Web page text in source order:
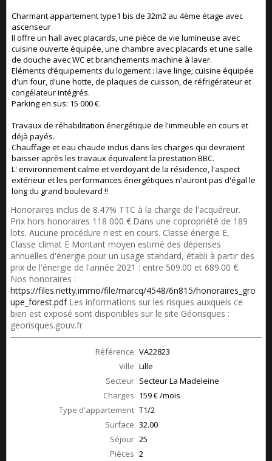
Charmant appartement type1 bis de 32m2 au 4ème étage avec
ascenseur
Il offre un hall avec placards, une pièce de vie lumineuse avec
cuisine ouverte équipée, une chambre avec placards et une salle
de douche avec WC et branchements machine à laver.
Eléments d’équipements du logement : lave linge; cuisine équipée
d'un four, d'une hotte, de plaques de cuisson, de réfrigérateur et
congélateur intégrés.
Parking en sus: 15 000 €.
Travaux de réhabilitation énergétique de l'immeuble en cours et
déjà payés.
Chauffage et eau chaude inclus dans les charges qui devraient
baisser après les travaux équivalent la prestation BBC.
L' environnement calme et verdoyant de la résidence, l'aspect
extérieur et les performances énergétiques n'auront pas d'égal le
long du grand boulevard !!
Honoraires inclus de 8.47% TTC à la charge de l'acquéreur.
Prix hors honoraires 118 000 €.Dans une copropriété de 189
lots. Aucune procédure n'est en cours. Classe énergie E,
Classe climat E Montant moyen estimé des dépenses
annuelles d'énergie pour un usage standard, établi à partir des
prix de l'énergie de l'année 2021 : entre 509.00 et 689.00 €.
Nos honoraires :
https://files.netty.immo/file/marcq/4548/6n815/honoraires_gro
upe_forest.pdfLes informations sur les risques auxquels ce
bien est exposé sont disponibles sur le site Géorisques :
georisques.gouv.fr
Référence VA22823
Ville Lille
Secteur Secteur La Madeleine
Charges 159 € /mois
Type d'appartement T1/2
Surface 32.00
Séjour 25
Pièces 2